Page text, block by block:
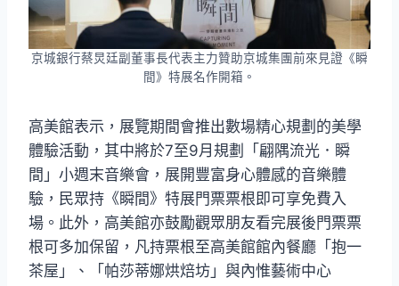
京城銀行蔡炅廷副董事長代表主力贊助京城集團前來見證《瞬
間》特展名作開箱。
高美館表示，展覽期間會推出數場精心規劃的美學
體驗活動，其中將於7至9月規劃「翩隅流光．瞬
間」小週末音樂會，展開豐富身心體感的音樂體
驗，民眾持《瞬間》特展門票票根即可享免費入
場。此外，高美館亦鼓勵觀眾朋友看完展後門票票
根可多加保留，凡持票根至高美館館內餐廳「抱一
茶屋」、「帕莎蒂娜烘焙坊」與內惟藝術中心